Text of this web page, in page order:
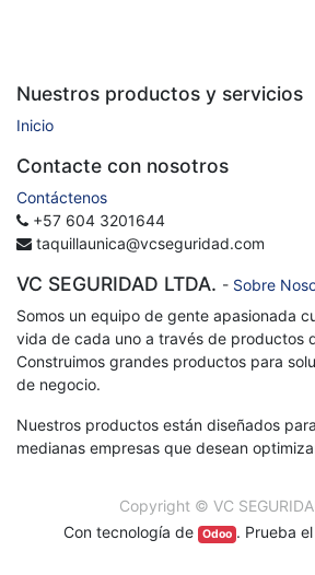
Nuestros productos y servicios
Inicio
Contacte con nosotros
Contáctenos
+57 604 3201644
taquillaunica@vcseguridad.com
VC SEGURIDAD LTDA. - Sobre
Somos un equipo de gente apasionada
vida de cada uno a través de productos
Construimos grandes productos para
de negocio.
Nuestros productos están diseñados
medianas empresas que desean
Copyright © VC
Con tecnología de
Odoo . Prueba el